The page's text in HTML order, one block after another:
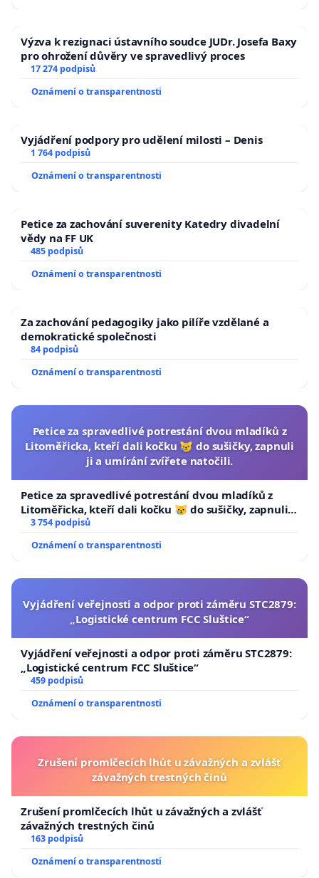
Výzva k rezignaci ústavního soudce JUDr. Josefa Baxy
pro ohrožení důvěry ve spravedlivý proces
17 274 podpisů
Oznámení o transparentnosti
Vyjádření podpory pro udělení milosti – Denis
1 764 podpisů
Oznámení o transparentnosti
Petice za zachování suverenity Katedry divadelní
vědy na FF UK
485 podpisů
Oznámení o transparentnosti
Za zachování pedagogiky jako pilíře vzdělané a
demokratické společnosti
84 podpisů
Oznámení o transparentnosti
Petice za spravedlivé potrestání dvou mladíků z
Litoměřicka, kteří dali kočku 😿 do sušičky, zapnuli
ji a umírání zvířete natočili.
Petice za spravedlivé potrestání dvou mladíků z
Litoměřicka, kteří dali kočku 😿 do sušičky, zapnuli ji
a umírání zvířete natočili.
3 754 podpisů
Oznámení o transparentnosti
Vyjádření veřejnosti a odpor proti záměru STC2879:
„Logistické centrum FCC Sluštice“
Vyjádření veřejnosti a odpor proti záměru STC2879:
„Logistické centrum FCC Sluštice“
459 podpisů
Oznámení o transparentnosti
Zrušení promlčecích lhůt u závažných a zvlášť
závažných trestných činů
Zrušení promlčecích lhůt u závažných a zvlášť
závažných trestných činů
163 podpisů
Oznámení o transparentnosti